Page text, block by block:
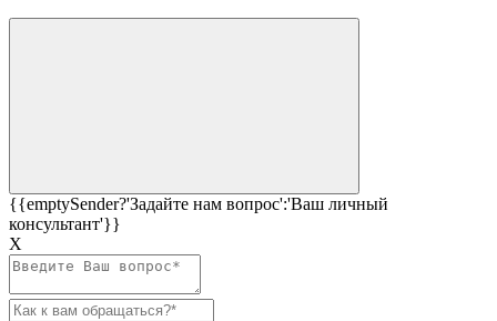
{{emptySender?'Задайте нам вопрос':'Ваш личный
консультант'}}
Х